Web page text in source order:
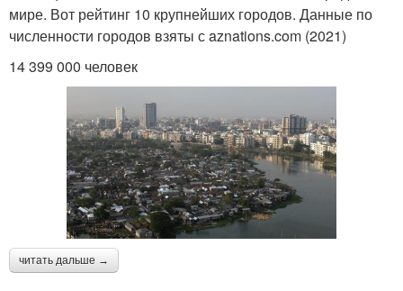
мире. Вот рейтинг 10 крупнейших городов. Данные по
численности городов взяты с aznations.com (2021)
14 399 000 человек
читать дальше →